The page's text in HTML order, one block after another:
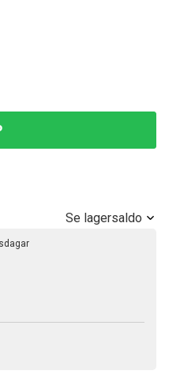
Se lagersaldo